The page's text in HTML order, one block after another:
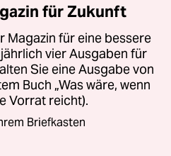
für Zukunft
Magazin für eine bessere
vier Ausgaben für
Sie eine Ausgabe von
Buch „Was wäre, wenn
Vorrat reicht).
Briefkasten